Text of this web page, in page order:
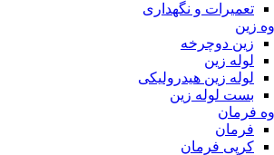
تعمیرات و نگهداری
زین
زین دوچرخه
لوله زین
لوله زین هیدرولیکی
بست لوله زین
فرمان
فرمان
کرپی فرمان